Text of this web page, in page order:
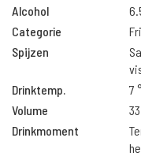
Alcohol
Categorie
Spijzen
Drinktemp.
7
Volume
Drinkmoment